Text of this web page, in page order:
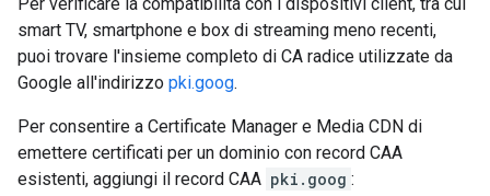
smart TV, smartphone e box di streaming meno recenti,
puoi trovare l'insieme completo di CA radice utilizzate da
Google all'indirizzo pki.goog.
Per consentire a Certificate Manager e Media CDN di
emettere certificati per un dominio con record CAA
esistenti, aggiungi il record CAA pki.goog :